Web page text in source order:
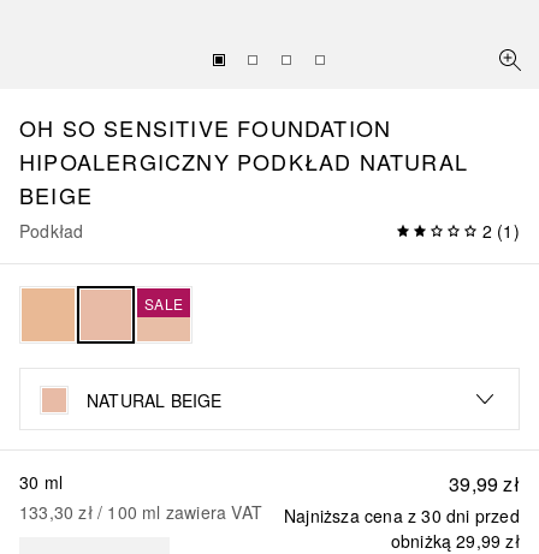
OH SO SENSITIVE FOUNDATION
HIPOALERGICZNY PODKŁAD NATURAL
BEIGE
Podkład 2 (1 )
SALE
NATURAL BEIGE
39,99 zł
Najniższa cena z 30 dni przed
obniżką 29,99 zł
30 ml
133,30 zł / 100 ml zawiera VAT